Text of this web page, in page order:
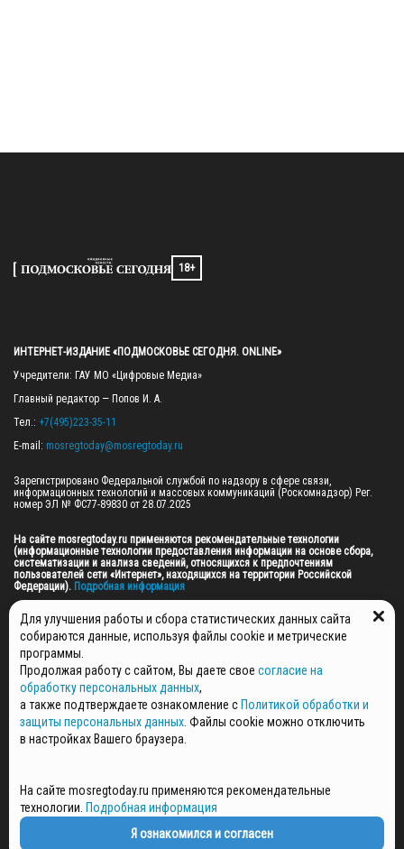
18+
ИНТЕРНЕТ-ИЗДАНИЕ «ПОДМОСКОВЬЕ СЕГОДНЯ. ONLINE»
Учредители: ГАУ МО «Цифровые Медиа»
Главный редактор — Попов И. А.
Тел.: +7(495)223-35-11
E-mail: mosregtoday@mosregtoday.ru
Зарегистрировано Федеральной службой по надзору в сфере связи,
информационных технологий и массовых коммуникаций (Роскомнадзор) Рег.
номер ЭЛ № ФС77-89830 от 28.07.2025
На сайте mosregtoday.ru применяются рекомендательные технологии
(информационные технологии предоставления информации на основе сбора,
систематизации и анализа сведений, относящихся к предпочтениям
пользователей сети «Интернет», находящихся на территории Российской
Федерации). Подробная информация
© 2026 ПРАВА НА ВСЕ МАТЕРИАЛЫ САЙТА ПРИНАДЛЕЖАТ ГАУ МО "ЦИФРОВЫЕ
МЕДИА" (ОГРН: 1255000059467).
ПОЛИТИКА ОБРАБОТКИ И ЗАЩИТЫ ПЕРСОНАЛЬНЫХ ДАННЫХ
НОВОСТИ
ГАЗЕТЫ
РЕКЛАМОДАТЕЛЯМ
СПЕЦПРОЕКТЫ
СТАТЬИ
ПОЛИТИКА КОНФИДЕНЦИАЛЬНОСТИ
Для улучшения работы и сбора статистических данных сайта
собираются данные, используя файлы cookie и метрические
программы.
Продолжая работу с сайтом, Вы даете свое согласие на
обработку персональных данных,
а также подтверждаете ознакомление с Политикой обработки и
защиты персональных данных . Файлы cookie можно отключить
в настройках Вашего браузера.
На сайте mosregtoday.ru применяются рекомендательные
технологии. Подробная информация
Я ознакомился и согласен